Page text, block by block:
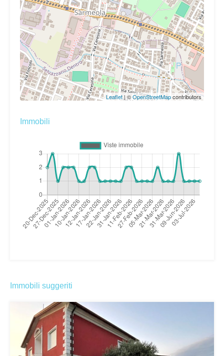
Leaflet| ©OpenStreetMapcontributors
Immobili
Immobili suggeriti